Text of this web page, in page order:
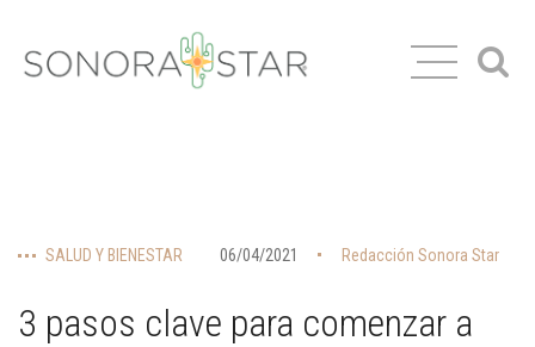
SALUD Y BIENESTAR 06/04/2021 Redacción Sonora Star
3 pasos clave para comenzar a